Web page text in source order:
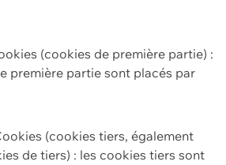
(cookies de première partie) :
première partie sont placés par
(cookies tiers, également
de tiers) : les cookies tiers sont